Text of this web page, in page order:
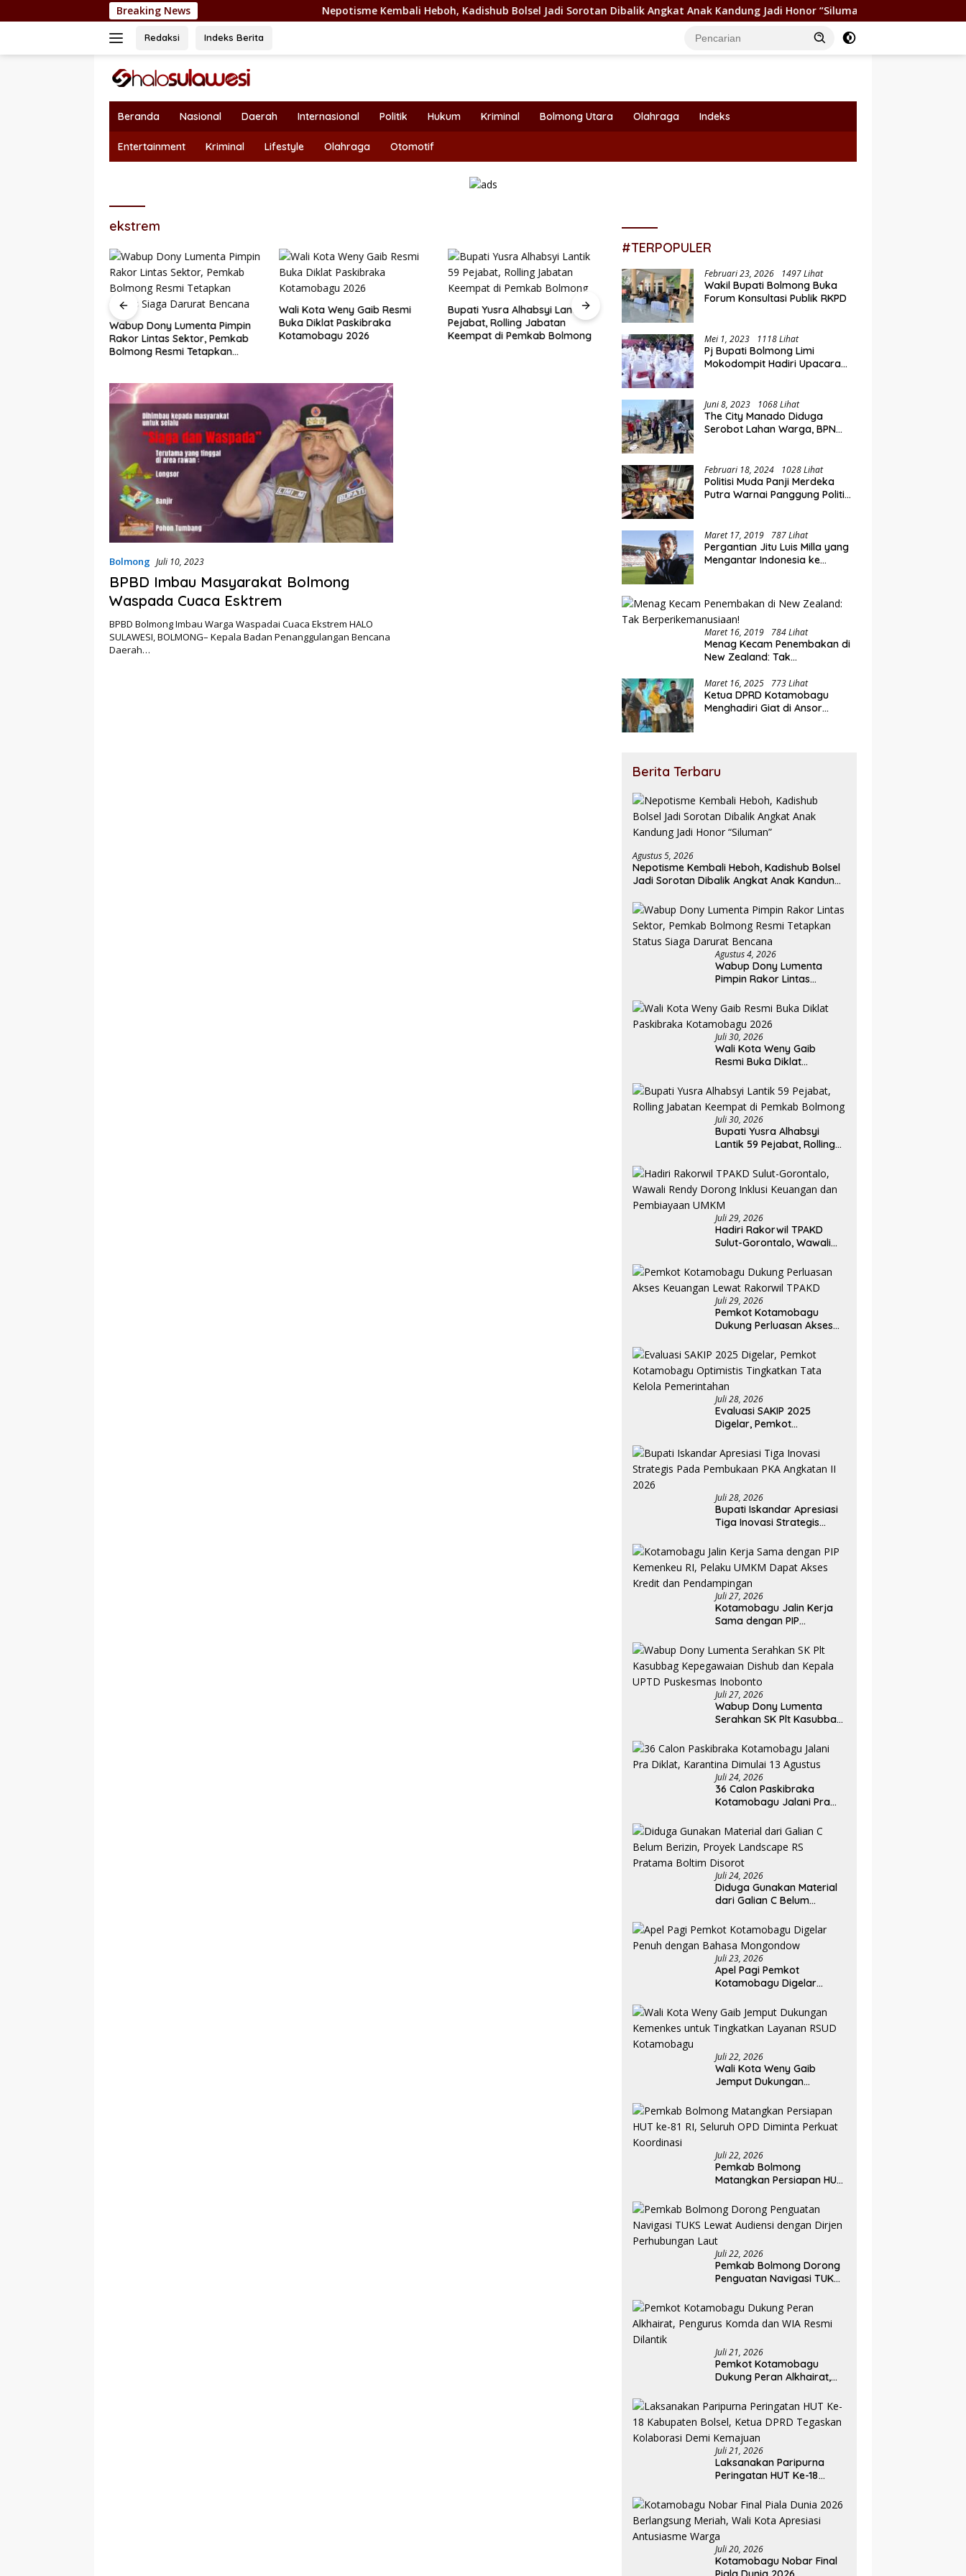
ke
Breaking News Nepotisme Kembali Heboh, Kadishub Bolsel Jadi Sorotan Dibalik Angkat Anak Kandung Jadi Honor “Siluman” Wabup Dony Lumenta
Redaksi Indeks Berita
Beranda Nasional Daerah Internasional Politik Hukum Kriminal Bolmong Utara Olahraga Indeks
Entertainment Kriminal Lifestyle Olahraga Otomotif
ekstrem
Wabup Dony Lumenta Pimpin
Rakor Lintas Sektor, Pemkab
Bolmong Resmi Tetapkan
Wali Kota Weny Gaib Resmi
Buka Diklat Paskibraka
Kotamobagu 2026
Bupati Yusra Alhabsyi Lantik 59
Pejabat, Rolling Jabatan
Keempat di Pemkab Bolmong
Hadiri Rakorwil TPAKD Sulut-
Gorontalo, Wawali Rendy
Dorong Inklusi Keuangan dan
Pembiayaan UMKM
Lewat Rakorwil TPAKD
Bolmong Juli 10, 2023
BPBD Imbau Masyarakat Bolmong
Waspada Cuaca Esktrem
BPBD Bolmong Imbau Warga Waspadai Cuaca Ekstrem HALO
SULAWESI, BOLMONG– Kepala Badan Penanggulangan Bencana
Daerah…
#TERPOPULER
Februari 23, 2026 1497 Lihat
Wakil Bupati Bolmong Buka
Forum Konsultasi Publik RKPD
Mei 1, 2023 1118 Lihat
Pj Bupati Bolmong Limi
Mokodompit Hadiri Upacara
Juni 8, 2023 1068 Lihat
The City Manado Diduga
Serobot Lahan Warga, BPN
Februari 18, 2024 1028 Lihat
Politisi Muda Panji Merdeka
Putra Warnai Panggung Politik
Maret 17, 2019 787 Lihat
Pergantian Jitu Luis Milla yang
Mengantar Indonesia ke
Maret 16, 2019 784 Lihat
Menag Kecam Penembakan di
New Zealand: Tak
Maret 16, 2025 773 Lihat
Ketua DPRD Kotamobagu
Menghadiri Giat di Ansor
Berita Terbaru
Agustus 5, 2026
Nepotisme Kembali Heboh, Kadishub Bolsel
Jadi Sorotan Dibalik Angkat Anak Kandung
Agustus 4, 2026
Wabup Dony Lumenta
Pimpin Rakor Lintas
Resmi Tetapkan Status
Siaga Darurat Bencana
Juli 30, 2026
Wali Kota Weny Gaib
Resmi Buka Diklat
2026
Juli 30, 2026
Bupati Yusra Alhabsyi
Lantik 59 Pejabat, Rolling
Pemkab Bolmong
Juli 29, 2026
Hadiri Rakorwil TPAKD
Sulut-Gorontalo, Wawali
Keuangan dan
Pembiayaan UMKM
Juli 29, 2026
Pemkot Kotamobagu
Dukung Perluasan Akses
TPAKD
Juli 28, 2026
Evaluasi SAKIP 2025
Digelar, Pemkot
Tingkatkan Tata Kelola
Pemerintahan
Juli 28, 2026
Bupati Iskandar Apresiasi
Tiga Inovasi Strategis
Angkatan II 2026
Juli 27, 2026
Kotamobagu Jalin Kerja
Sama dengan PIP
Dapat Akses Kredit dan
Pendampingan
Juli 27, 2026
Wabup Dony Lumenta
Serahkan SK Plt Kasubbag
Kepala UPTD Puskesmas
Inobonto
Juli 24, 2026
36 Calon Paskibraka
Kotamobagu Jalani Pra
Agustus
Juli 24, 2026
Diduga Gunakan Material
dari Galian C Belum
RS Pratama Boltim Disorot
Juli 23, 2026
Apel Pagi Pemkot
Kotamobagu Digelar
Mongondow
Juli 22, 2026
Wali Kota Weny Gaib
Jemput Dukungan
Tingkatkan Layanan RSUD
Kotamobagu
Juli 22, 2026
Pemkab Bolmong
Matangkan Persiapan HUT
Diminta Perkuat
Koordinasi
Juli 22, 2026
Pemkab Bolmong Dorong
Penguatan Navigasi TUKS
Dirjen Perhubungan Laut
Juli 21, 2026
Pemkot Kotamobagu
Dukung Peran Alkhairat,
Resmi Dilantik
Juli 21, 2026
Laksanakan Paripurna
Peringatan HUT Ke-18
DPRD Tegaskan
Kolaborasi Demi
Kemajuan
Juli 20, 2026
Kotamobagu Nobar Final